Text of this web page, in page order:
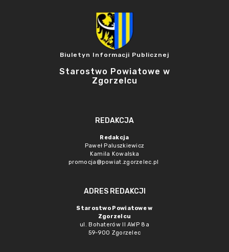
Biuletyn Informacji Publicznej
Starostwo Powiatowe w
Zgorzelcu
REDAKCJA
Redakcja
Paweł Paluszkiewicz
Kamila Kowalska
promocja@powiat.zgorzelec.pl
ADRES REDAKCJI
Starostwo Powiatowe w
Zgorzelcu
ul. Bohaterów II AWP 8a
59-900 Zgorzelec